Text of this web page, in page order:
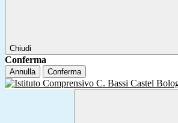
Chiudi
Conferma
Annulla Conferma